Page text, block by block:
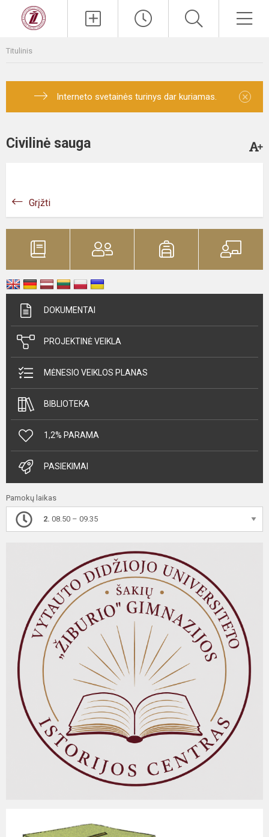
Titulinis
Interneto svetainės turinys dar kuriamas. ×
Civilinė sauga
Grįžti
DOKUMENTAI
PROJEKTINĖ VEIKLA
MĖNESIO VEIKLOS PLANAS
BIBLIOTEKA
1,2% PARAMA
PASIEKIMAI
Pamokų laikas
2. 08.50 – 09.35